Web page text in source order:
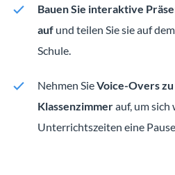
Bauen Sie interaktive
auf und teilen Sie sie auf
Schule.
Nehmen SieVoice-Overs
Klassenzimmerauf, um sich
Unterrichtszeiten eine